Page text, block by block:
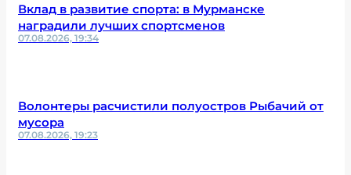
Вклад в развитие спорта: в Мурманске
наградили лучших спортсменов
07.08.2026, 19:34
Волонтеры расчистили полуостров Рыбачий от
мусора
07.08.2026, 19:23